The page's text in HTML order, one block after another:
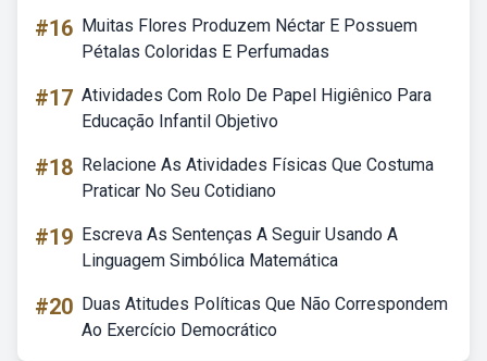
#16 Muitas Flores Produzem Néctar E Possuem
Pétalas Coloridas E Perfumadas
#17 Atividades Com Rolo De Papel Higiênico Para
Educação Infantil Objetivo
#18 Relacione As Atividades Físicas Que Costuma
Praticar No Seu Cotidiano
#19 Escreva As Sentenças A Seguir Usando A
Linguagem Simbólica Matemática
#20 Duas Atitudes Políticas Que Não Correspondem
Ao Exercício Democrático